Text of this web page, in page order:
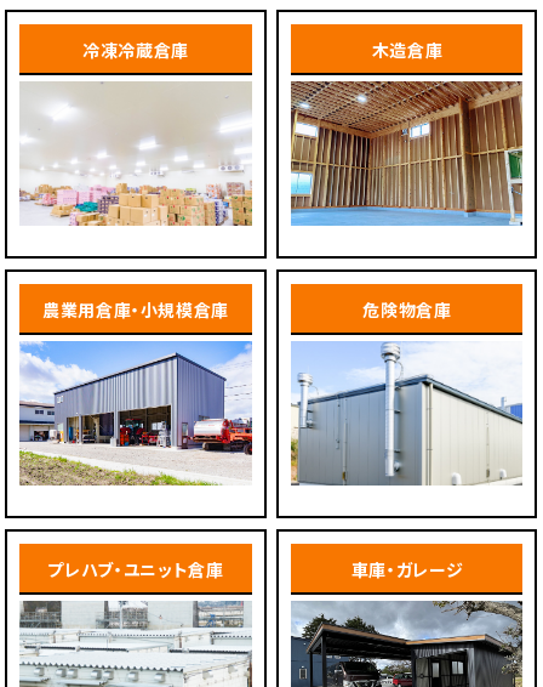
冷凍冷蔵倉庫 木造倉庫
農業用倉庫・小規模倉庫 危険物倉庫
プレハブ・ユニット倉庫 車庫・ガレージ